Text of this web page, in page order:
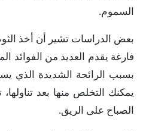
السموم.
بعض الدراسات تشير أن أخذ
فارغة يقدم العديد من الفوائد
بسبب الرائحة الشديدة الذي
يمكنك التخلص منها بعد
الصباح على الريق.